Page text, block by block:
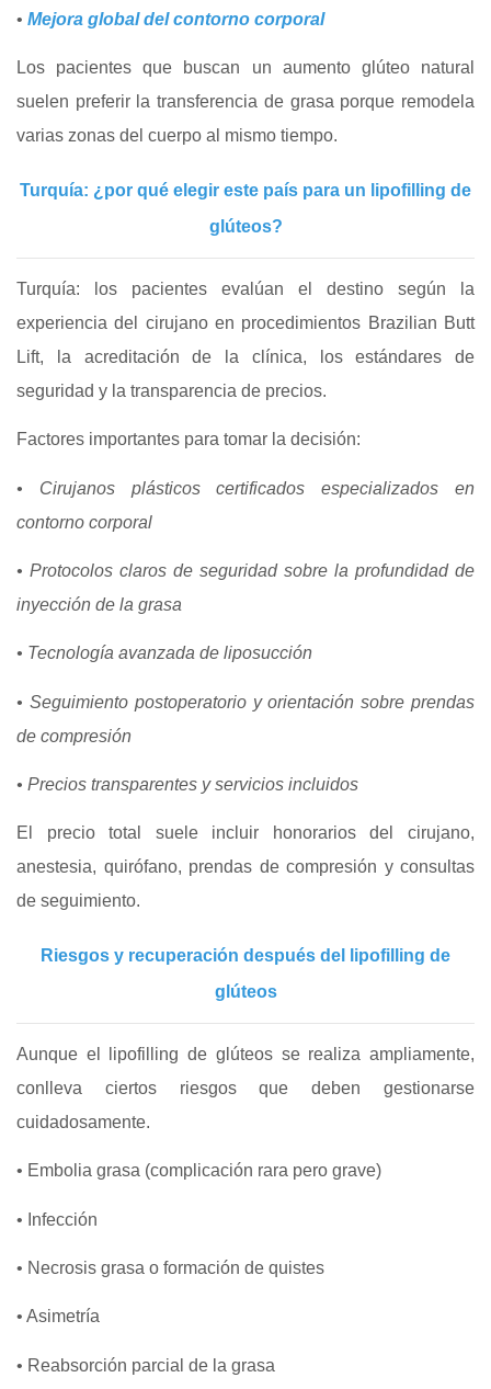
• Mejora global del contorno corporal
Los pacientes que buscan un aumento glúteo natural
suelen preferir la transferencia de grasa porque remodela
varias zonas del cuerpo al mismo tiempo.
Turquía: ¿por qué elegir este país para un lipofilling de
glúteos?
Turquía: los pacientes evalúan el destino según la
experiencia del cirujano en procedimientos Brazilian Butt
Lift, la acreditación de la clínica, los estándares de
seguridad y la transparencia de precios.
Factores importantes para tomar la decisión:
• Cirujanos plásticos certificados especializados en
contorno corporal
• Protocolos claros de seguridad sobre la profundidad de
inyección de la grasa
• Tecnología avanzada de liposucción
• Seguimiento postoperatorio y orientación sobre prendas
de compresión
• Precios transparentes y servicios incluidos
El precio total suele incluir honorarios del cirujano,
anestesia, quirófano, prendas de compresión y consultas
de seguimiento.
Riesgos y recuperación después del lipofilling de
glúteos
Aunque el lipofilling de glúteos se realiza ampliamente,
conlleva ciertos riesgos que deben gestionarse
cuidadosamente.
• Embolia grasa (complicación rara pero grave)
• Infección
• Necrosis grasa o formación de quistes
• Asimetría
• Reabsorción parcial de la grasa